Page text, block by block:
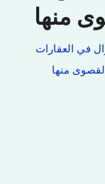
منها
في العقارات
منها